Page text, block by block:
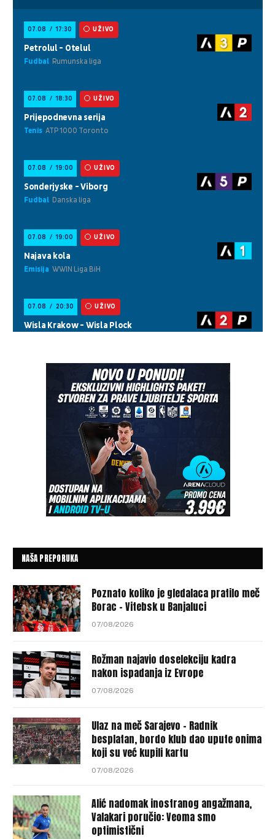
NAŠA PREPORUKA
Poznato koliko je gledalaca pratilo meč
Borac – Vitebsk u Banjaluci
07/08/2026
Rožman najavio doselekciju kadra
nakon ispadanja iz Evrope
07/08/2026
Ulaz na meč Sarajevo – Radnik
besplatan, bordo klub dao upute onima
koji su već kupili kartu
07/08/2026
Alić nadomak inostranog angažmana,
Valakari poručio: Veoma smo
optimistični